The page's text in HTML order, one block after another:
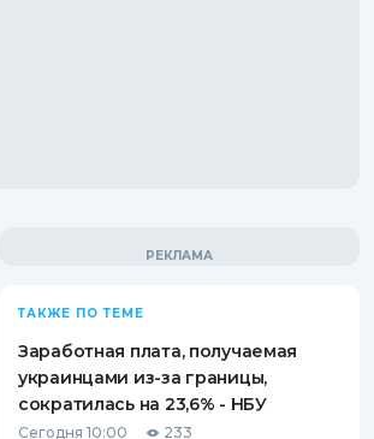
ТАКЖЕ ПО ТЕМЕ
Заработная плата, получаемая
украинцами из-за границы,
сократилась на 23,6% - НБУ
Сегодня 10:00 233